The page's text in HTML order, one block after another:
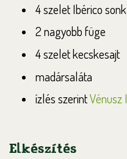
4 szelet Ibérico
2 nagyobb füge
4 szelet kecskesajt
madársaláta
ízlés szerintVénusz
Elkészítés